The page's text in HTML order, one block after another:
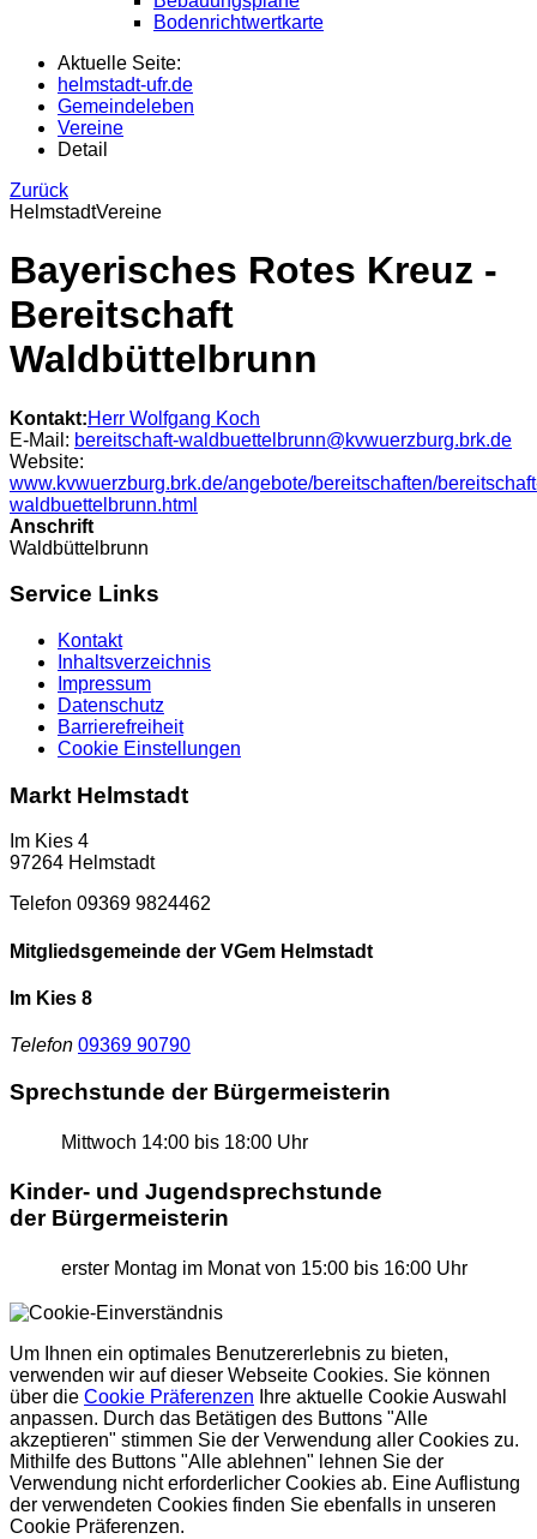
Bodenrichtwertkarte
Aktuelle Seite:
helmstadt-ufr.de
Gemeindeleben
Vereine
Detail
Zurück
HelmstadtVereine
Bayerisches Rotes Kreuz -
Bereitschaft
Waldbüttelbrunn
Kontakt:Herr Wolfgang Koch
E-Mail: bereitschaft-waldbuettelbrunn@kvwuerzburg.brk.de
Website:
www.kvwuerzburg.brk.de/angebote/bereitschaften/
waldbuettelbrunn.html
Anschrift
Waldbüttelbrunn
Service Links
Kontakt
Inhaltsverzeichnis
Impressum
Datenschutz
Barrierefreiheit
Cookie Einstellungen
Markt Helmstadt
Im Kies 4
97264 Helmstadt
Telefon 09369 9824462
Mitgliedsgemeinde der VGem Helmstadt
Im Kies 8
Telefon 09369 90790
Sprechstunde der Bürgermeisterin
Mittwoch 14:00 bis 18:00 Uhr
Kinder- und Jugendsprechstunde
der Bürgermeisterin
erster Montag im Monat von 15:00 bis 16:00 Uhr
Um Ihnen ein optimales Benutzererlebnis zu bieten,
verwenden wir auf dieser Webseite Cookies. Sie können
über die Cookie Präferenzen Ihre aktuelle Cookie Auswahl
anpassen. Durch das Betätigen des Buttons "Alle
akzeptieren" stimmen Sie der Verwendung aller Cookies zu.
Mithilfe des Buttons "Alle ablehnen" lehnen Sie der
Verwendung nicht erforderlicher Cookies ab. Eine Auflistung
der verwendeten Cookies finden Sie ebenfalls in unseren
Cookie Präferenzen.